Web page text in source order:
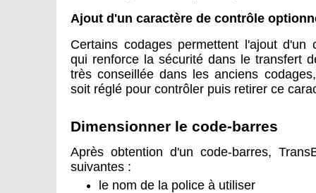
Ajout d'un caractère de contrôle
Certains codages permettent l'ajout d'un
qui renforce la sécurité dans le transfert
très conseillée dans les anciens
soit réglé pour contrôler puis retirer ce
Dimensionner le code-barres
Après obtention d'un code-barres,
suivantes :
le nom de la police à utiliser